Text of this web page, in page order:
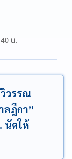
น.
วรรณ
ลฎีกา”
นัดให้